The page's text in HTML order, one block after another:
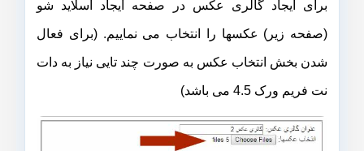
برای ایجاد گالری عکس در صفحه ایجاد اسلاید شو
(صفحه زیر) عکسها را انتخاب می نماییم. (برای فعال
شدن بخش انتخاب عکس به صورت چند تایی نیاز به دات
نت فریم ورک 4.5 می باشد)